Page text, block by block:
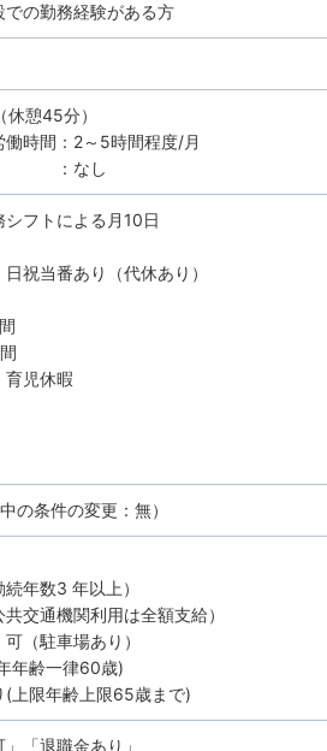
での勤務経験がある方
憩45分）
働時間：2～5時間程度/月
：なし
シフトによる月10日
祝当番あり（代休あり）
育児休暇
の条件の変更：無）
年数3 年以上）
共交通機関利用は全額支給）
（駐車場あり）
年齢一律60歳)
(上限年齢上限65歳まで)
」「退職金あり」